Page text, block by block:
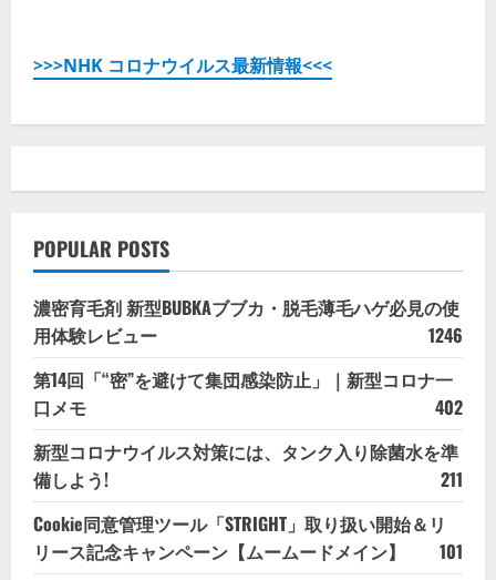
>>>NHK コロナウイルス最新情報<<<
POPULAR POSTS
濃密育毛剤 新型BUBKAブブカ・脱毛薄毛ハゲ必見の使
用体験レビュー
1246
第14回「“密”を避けて集団感染防止」｜新型コロナ一
口メモ
402
新型コロナウイルス対策には、タンク入り除菌水を準
備しよう!
211
Cookie同意管理ツール「STRIGHT」取り扱い開始＆リ
リース記念キャンペーン【ムームードメイン】
101